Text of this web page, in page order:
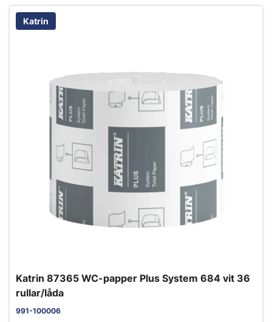
Katrin
Katrin 87365 WC-papper Plus System 684 vit 36
rullar/låda
991-100006